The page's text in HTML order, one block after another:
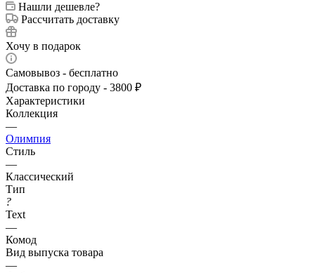
Нашли дешевле?
Рассчитать доставку
Хочу в подарок
Самовывоз - бесплатно
Доставка по городу - 3800 ₽
Характеристики
Коллекция
—
Олимпия
Стиль
—
Классический
Тип
?
Text
—
Комод
Вид выпуска товара
—